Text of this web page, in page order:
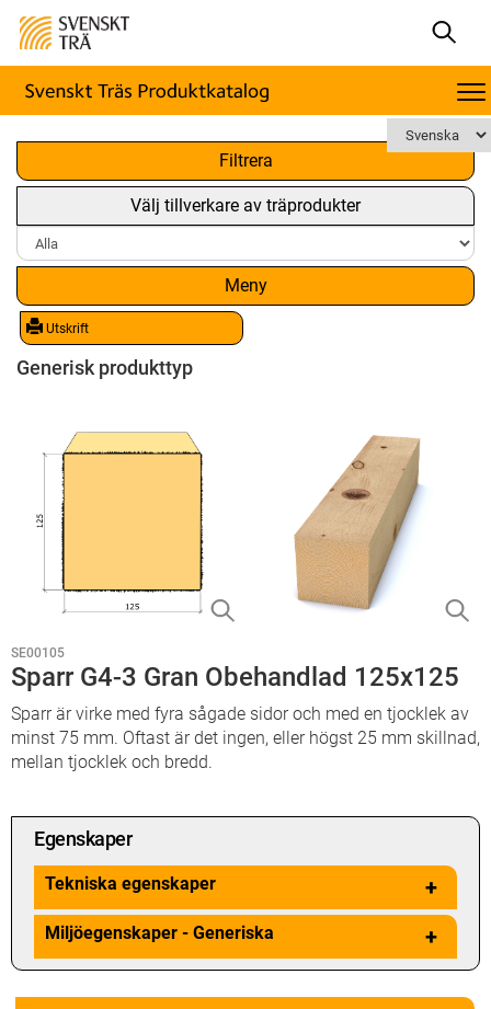
Filtrera
Välj tillverkare av träprodukter
Meny
Utskrift
x
Generisk produkttyp
SE00105
Sparr G4-3 Gran Obehandlad 125x125
Sparr är virke med fyra sågade sidor och med en tjocklek av
minst 75 mm. Oftast är det ingen, eller högst 25 mm skillnad,
mellan tjocklek och bredd.
Egenskaper
Tekniska egenskaper +
Miljöegenskaper - Generiska +